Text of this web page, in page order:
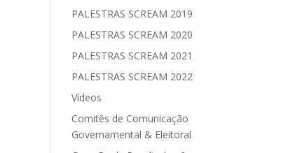
PALESTRAS SCREAM 2019
PALESTRAS SCREAM 2020
PALESTRAS SCREAM 2021
PALESTRAS SCREAM 2022
Vídeos
Comitês de Comunicação
Governamental & Eleitoral